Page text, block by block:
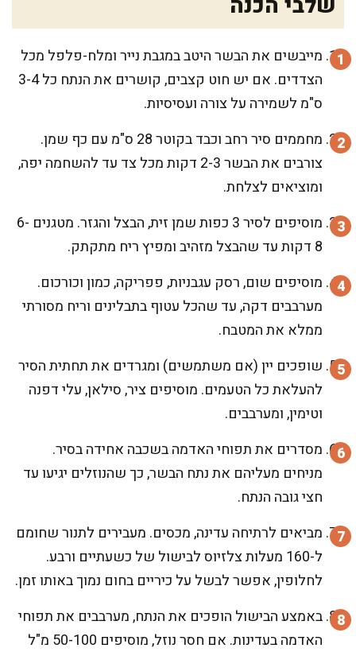
מייבשים את הבשר היטב במגבת נייר ומלח-פלפל מכל
הצדדים. אם יש חוט קצבים, קושרים את הנתח כל 3-4
ס"מ לשמירה על צורה ועסיסיות.
מחממים סיר רחב וכבד בקוטר 28 ס"מ עם כף שמן.
צורבים את הבשר 2-3 דקות מכל צד עד להשחמה יפה,
ומוציאים לצלחת.
מוסיפים לסיר 3 כפות שמן זית, הבצל והגזר. מטגנים 6-
8 דקות עד שהבצל מזהיב ומפיץ ריח מתקתק.
מוסיפים שום, רסק עגבניות, פפריקה, כמון וכורכום.
מערבבים דקה, עד שהכל עטוף בתבלינים וריח מסורתי
ממלא את המטבח.
שופכים יין (אם משתמשים) ומגרדים את תחתית הסיר
להעלאת כל הטעמים. מוסיפים ציר, סילאן, עלי דפנה
וטימין, ומערבבים.
מסדרים את תפוחי האדמה בשכבה אחידה בסיר.
מניחים מעליהם את נתח הבשר, כך שהנוזלים יגיעו עד
חצי גובה הנתח.
מביאים לרתיחה עדינה, מכסים. מעבירים לתנור שחומם
ל-160 מעלות צלזיוס לבישול של כשעתיים ורבע.
לחלופין, אפשר לבשל על כיריים בחום נמוך באותו זמן.
באמצע הבישול הופכים את הנתח, מערבבים את תפוחי
האדמה בעדינות. אם חסר נוזל, מוסיפים 50-100 מ"ל